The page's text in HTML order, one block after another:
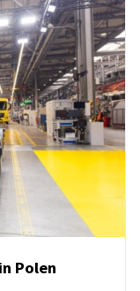
Polen